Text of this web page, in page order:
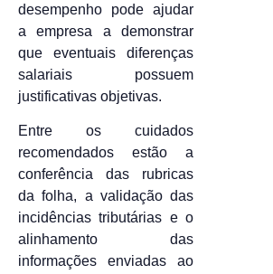
desempenho pode ajudar
a empresa a demonstrar
que eventuais diferenças
salariais possuem
justificativas objetivas.
Entre os cuidados
recomendados estão a
conferência das rubricas
da folha, a validação das
incidências tributárias e o
alinhamento das
informações enviadas ao